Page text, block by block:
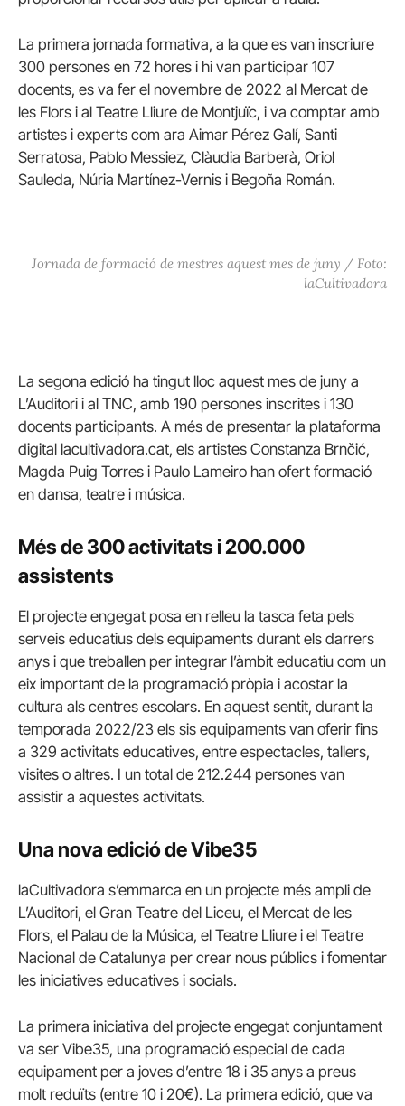
La primera jornada formativa, a la que es van inscriure
300 persones en 72 hores i hi van participar 107
docents, es va fer el novembre de 2022 al Mercat de
les Flors i al Teatre Lliure de Montjuïc, i va comptar amb
artistes i experts com ara Aimar Pérez Galí, Santi
Serratosa, Pablo Messiez, Clàudia Barberà, Oriol
Sauleda, Núria Martínez-Vernis i Begoña Román.
Jornada de formació de mestres aquest mes de juny / Foto:
laCultivadora
La segona edició ha tingut lloc aquest mes de juny a
L’Auditori i al TNC, amb 190 persones inscrites i 130
docents participants. A més de presentar la plataforma
digital lacultivadora.cat, els artistes Constanza Brnčić,
Magda Puig Torres i Paulo Lameiro han ofert formació
en dansa, teatre i música.
Més de 300 activitats i 200.000
assistents
El projecte engegat posa en relleu la tasca feta pels
serveis educatius dels equipaments durant els darrers
anys i que treballen per integrar l’àmbit educatiu com un
eix important de la programació pròpia i acostar la
cultura als centres escolars. En aquest sentit, durant la
temporada 2022/23 els sis equipaments van oferir fins
a 329 activitats educatives, entre espectacles, tallers,
visites o altres. I un total de 212.244 persones van
assistir a aquestes activitats.
Una nova edició de Vibe35
laCultivadora s’emmarca en un projecte més ampli de
L’Auditori, el Gran Teatre del Liceu, el Mercat de les
Flors, el Palau de la Música, el Teatre Lliure i el Teatre
Nacional de Catalunya per crear nous públics i fomentar
les iniciatives educatives i socials.
La primera iniciativa del projecte engegat conjuntament
va ser Vibe35, una programació especial de cada
equipament per a joves d’entre 18 i 35 anys a preus
molt reduïts (entre 10 i 20€). La primera edició, que va